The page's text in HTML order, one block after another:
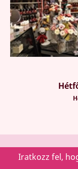
Iratkozz fel,